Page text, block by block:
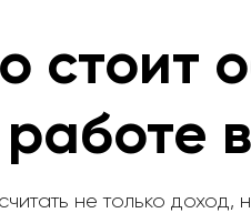
стоит
не только